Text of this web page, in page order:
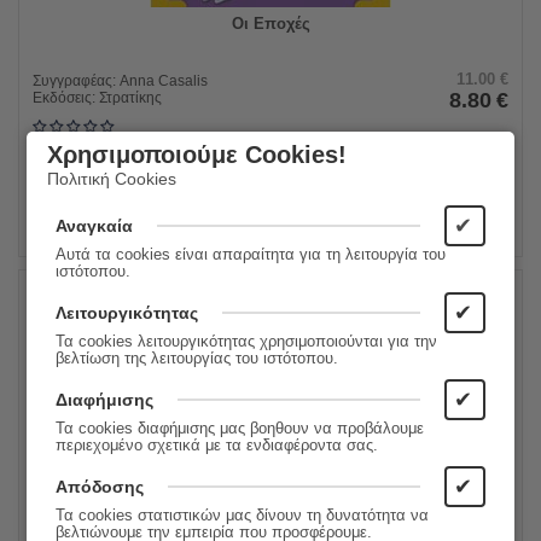
Οι Εποχές
Συγγραφέας: Anna Casalis
Εκδόσεις: Στρατίκης
11.00 €
8.80 €
ΠΡΟΣΘΗΚΗ ΣΤΟ ΚΑΛΑΘΙ
Χρησιμοποιούμε Cookies!
Πολιτική Cookies
Αναγκαία ✔
Αυτά τα cookies είναι απαραίτητα για τη λειτουργία του
ιστότοπου.
Λειτουργικότητας ✔
Τα cookies λειτουργικότητας χρησιμοποιούνται για την
βελτίωση της λειτουργίας του ιστότοπου.
Διαφήμισης ✔
Τα cookies διαφήμισης μας βοηθουν να προβάλουμε
περιεχομένο σχετικά με τα ενδιαφέροντα σας.
Απόδοσης ✔
Τα cookies στατιστικών μας δίνουν τη δυνατότητα να
βελτιώνουμε την εμπειρία που προσφέρουμε.